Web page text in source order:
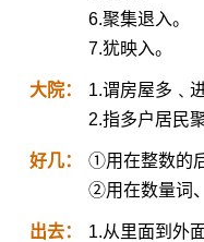
6.聚集退入。
7.犹映入。
大院：
1.谓房屋多﹑
2.指多户居民
好几：
①用在整数的
②用在数量词
出去：
1.从里面到外面